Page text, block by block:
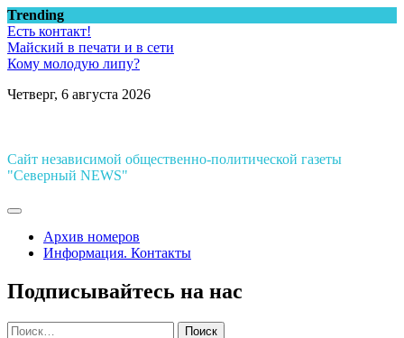
Перейти
к
содержимому
Trending
Есть контакт!
Майский в печати и в сети
Кому молодую липу?
Четверг, 6 августа 2026
Сайт независимой общественно-политической газеты
"Северный NEWS"
Архив номеров
Информация. Контакты
Подписывайтесь на нас
Найти: